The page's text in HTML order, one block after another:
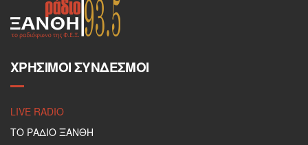
ΧΡΉΣΙΜΟΙ ΣΎΝΔΕΣΜΟΙ
LIVE RADIO
ΤΟ ΡΑΔΙΟ ΞΑΝΘΗ